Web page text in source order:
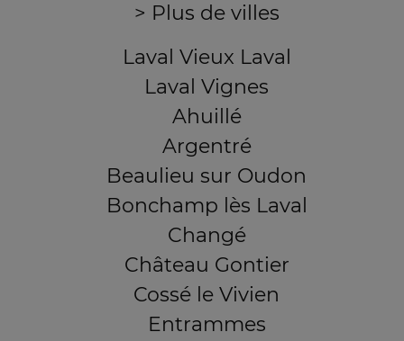
> Plus de villes
Laval Vieux Laval
Laval Vignes
Ahuillé
Argentré
Beaulieu sur Oudon
Bonchamp lès Laval
Changé
Château Gontier
Cossé le Vivien
Entrammes